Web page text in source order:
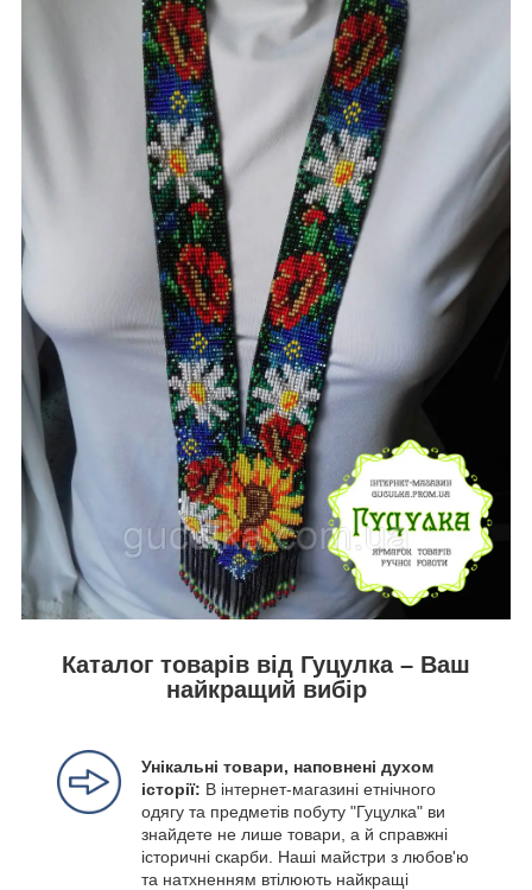
Каталог товарів від Гуцулка – Ваш
найкращий вибір
Унікальні товари, наповнені духом
історії: В інтернет-магазині етнічного
одягу та предметів побуту "Гуцулка" ви
знайдете не лише товари, а й справжні
історичні скарби. Наші майстри з любов'ю
та натхненням втілюють найкращі